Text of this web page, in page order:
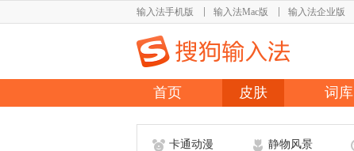
输入法手机版 输入法Mac版 输入法企业版
首页 皮肤 词库
卡通动漫 静物风景